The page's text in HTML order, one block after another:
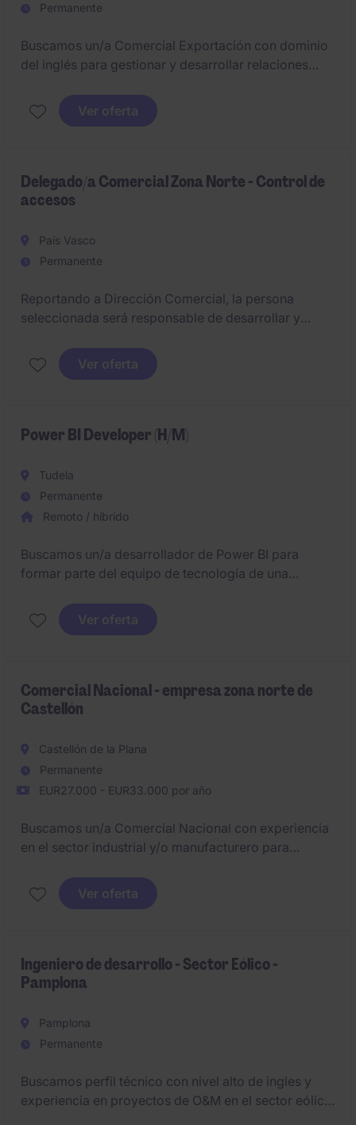
Permanente
Buscamos un/a Comercial Exportación con dominio
del inglés para gestionar y desarrollar relaciones
puesto está ubicado en Valencia y ofrece una
excelente oportunidad para crecer profesionalmente
Ver oferta
Delegado/a Comercial Zona Norte - Control de
accesos
País Vasco
Permanente
Reportando a Dirección Comercial, la persona
seleccionada será responsable de desarrollar y
Cantabria, Asturias, Galicia, Castilla y León, La Rioja
y Navarra.
Ver oferta
Power BI Developer (H/M)
Tudela
Permanente
Remoto / híbrido
Buscamos un/a desarrollador de Power BI para
formar parte del equipo de tecnología de una
construir todos los informes y dashboards de Power
BI a partir de Wireframes y especificaciones
Ver oferta
Comercial Nacional - empresa zona norte de
Castellón
Castellón de la Plana
Permanente
EUR27.000 - EUR33.000 por año
Buscamos un/a Comercial Nacional con experiencia
en el sector industrial y/o manufacturero para
nacional. El puesto está basado en Benicarló y
requiere un perfil orientado a resultados y con
Ver oferta
Ingeniero de desarrollo - Sector Eólico -
Pamplona
Pamplona
Permanente
Buscamos perfil técnico con nivel alto de ingles y
experiencia en proyectos de O&M en el sector eólico.